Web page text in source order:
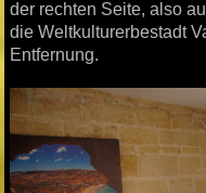
der rechten Seite, also
die Weltkulturerbestadt
Entfernung.